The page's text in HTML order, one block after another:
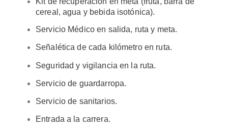
cereal, agua y bebida isotónica).
Servicio Médico en salida, ruta y meta.
Señalética de cada kilómetro en ruta.
Seguridad y vigilancia en la ruta.
Servicio de guardarropa.
Servicio de sanitarios.
Entrada a la carrera.